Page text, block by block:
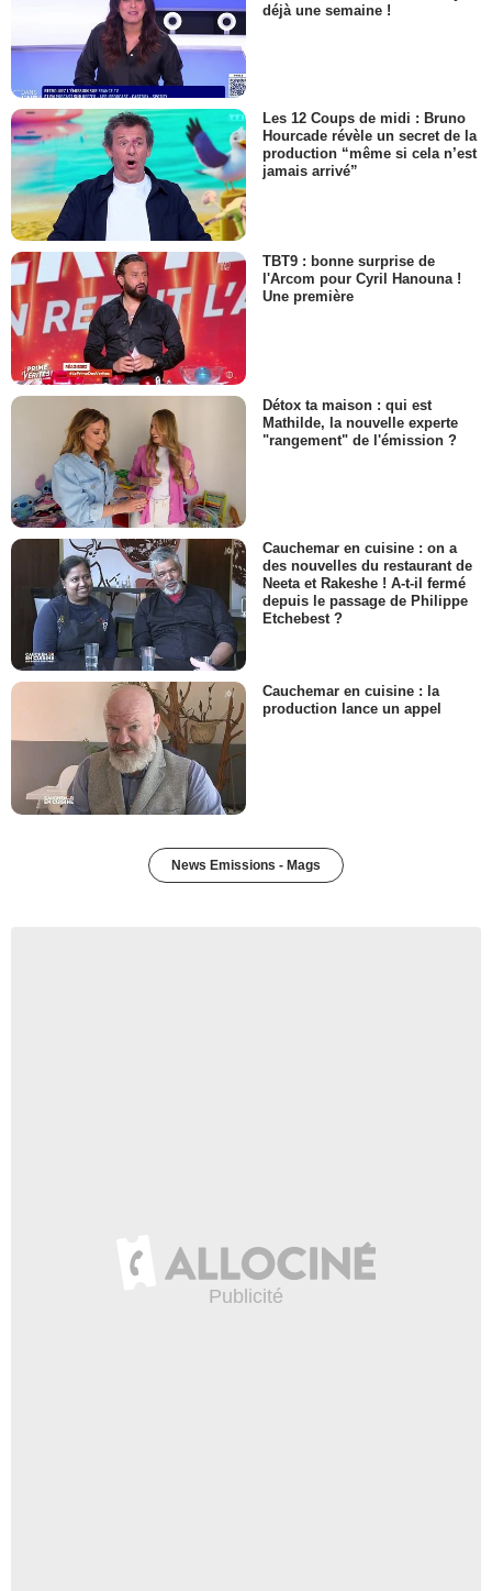
déjà une semaine !
Les 12 Coups de midi : Bruno
Hourcade révèle un secret de la
production “même si cela n’est
jamais arrivé”
TBT9 : bonne surprise de
l'Arcom pour Cyril Hanouna !
Une première
Détox ta maison : qui est
Mathilde, la nouvelle experte
"rangement" de l'émission ?
Cauchemar en cuisine : on a
des nouvelles du restaurant de
Neeta et Rakeshe ! A-t-il fermé
depuis le passage de Philippe
Etchebest ?
Cauchemar en cuisine : la
production lance un appel
News Emissions - Mags